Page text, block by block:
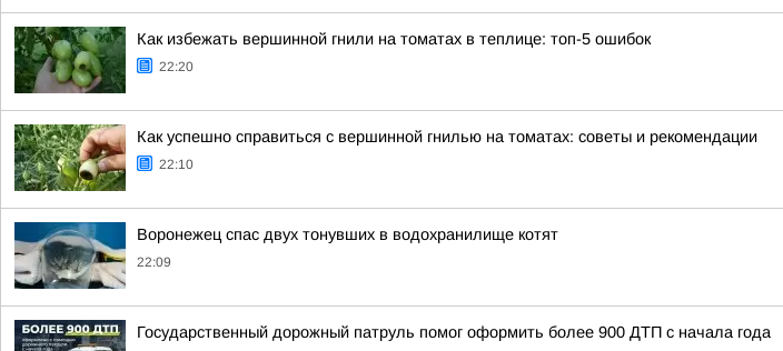
Как избежать вершинной гнили на томатах в теплице: топ-5 ошибок
22:20
Как успешно справиться с вершинной гнилью на томатах: советы и рекомендации
22:10
Воронежец спас двух тонувших в водохранилище котят
22:09
Государственный дорожный патруль помог оформить более 900 ДТП с начала года